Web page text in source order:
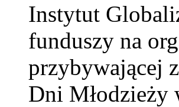
Instytut
funduszy na
przybywającej
Dni Młodzieży